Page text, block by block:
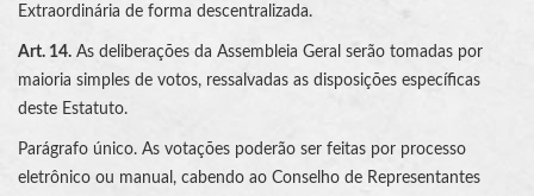
Extraordinária de forma descentralizada.
Art. 14. As deliberações da Assembleia Geral serão tomadas por
maioria simples de votos, ressalvadas as disposições específicas
deste Estatuto.
Parágrafo único. As votações poderão ser feitas por processo
eletrônico ou manual, cabendo ao Conselho de Representantes